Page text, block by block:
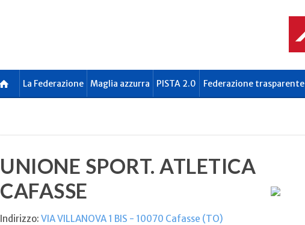
La Federazione Maglia azzurra PISTA 2.0 Federazione trasparente
UNIONE SPORT. ATLETICA
CAFASSE
Indirizzo: VIA VILLANOVA 1 BIS - 10070 Cafasse (TO)